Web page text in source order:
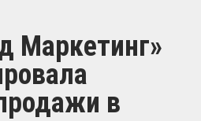
Маркетинг»
в